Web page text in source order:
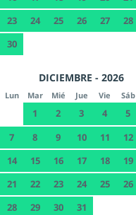
23
24 25 26 27 28
30
DICIEMBRE - 2026
Lun Mar Mié Jue Vie Sáb
1 2 3 4 5
7
8 9 10 11 12
14
15 16 17 18 19
21
22 23 24 25 26
28
29 30 31